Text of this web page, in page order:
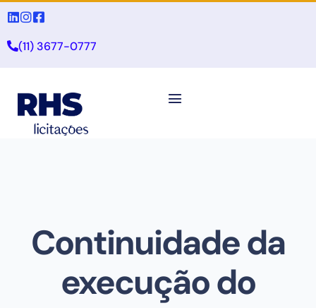
(11) 3677-0777
Continuidade da
execução do